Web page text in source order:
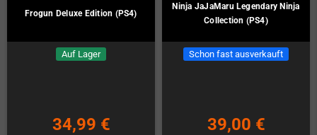
Frogun Deluxe Edition (PS4)
Auf Lager
34,99 €
Ninja JaJaMaru Legendary Ninja
Collection (PS4)
Schon fast ausverkauft
39,00 €